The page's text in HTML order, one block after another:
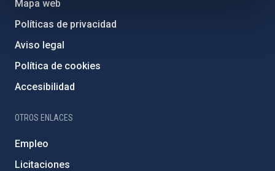
Mapa web
Políticas de privacidad
Aviso legal
Política de cookies
Accesibilidad
OTROS ENLACES
Empleo
Licitaciones